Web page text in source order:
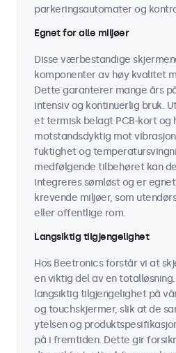
parkeringsautomater og
Egnet for alle miljøer
Disse værbestandige
komponenter av høy kvalitet
Dette garanterer mange års
intensiv og kontinuerlig bruk.
et termisk belagt PCB-kort og
motstandsdyktig mot
fuktighet og
medfølgende tilbehøret kan
integreres sømløst og er
krevende miljøer, som
eller offentlige rom.
Langsiktig tilgjengelighet
Hos Beetronics forstår vi at
en viktig del av en
langsiktig tilgjengelighet på
og touchskjermer, slik at de
ytelsen og
på i fremtiden. Dette gir